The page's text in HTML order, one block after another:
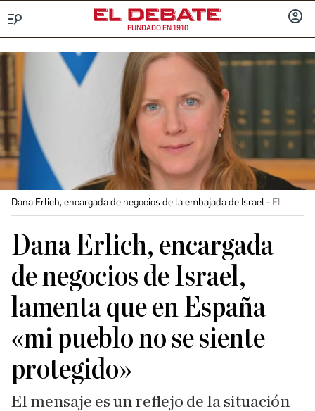
FUNDADO EN 1910
Dana Erlich, encargada de negocios de la embajada de Israel EI
Dana Erlich, encargada
de negocios de Israel,
lamenta que en España
«mi pueblo no se siente
protegido»
El mensaje es un reflejo de la situación